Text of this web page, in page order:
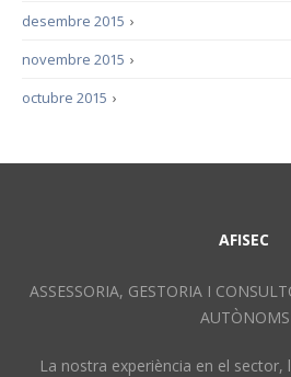
›
desembre 2015
›
novembre 2015
›
octubre 2015
AFISEC
ASSESSORIA, GESTORIA I
AUTÒNOMS
La nostra experiència en el